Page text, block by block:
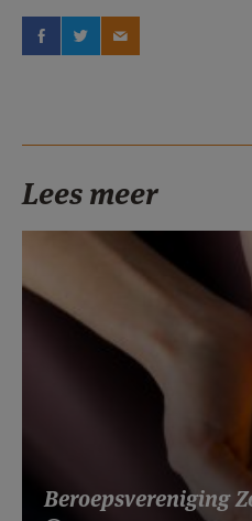
Lees meer
Beroepsvereniging